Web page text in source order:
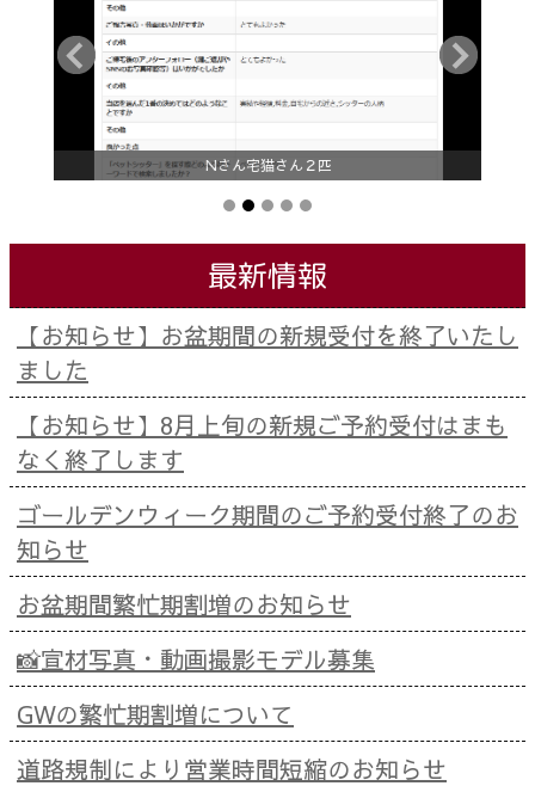
Nさん宅猫さん２匹
最新情報
【お知らせ】お盆期間の新規受付を終了いたし
ました
【お知らせ】8月上旬の新規ご予約受付はまも
なく終了します
ゴールデンウィーク期間のご予約受付終了のお
知らせ
お盆期間繁忙期割増のお知らせ
📸宣材写真・動画撮影モデル募集
GWの繁忙期割増について
道路規制により営業時間短縮のお知らせ